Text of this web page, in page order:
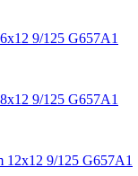
9/125 G657A1
9/125 G657A1
12x12 9/125 G657A1